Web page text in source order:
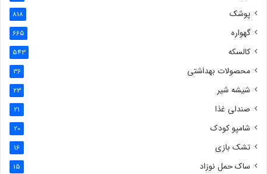
پوشک 818
گهواره 665
کالسکه 543
محصولات بهداشتی 36
شیشه شیر 23
صندلی غذا 21
شامپو کودک 20
تشک بازی 16
ساک حمل نوزاد 15